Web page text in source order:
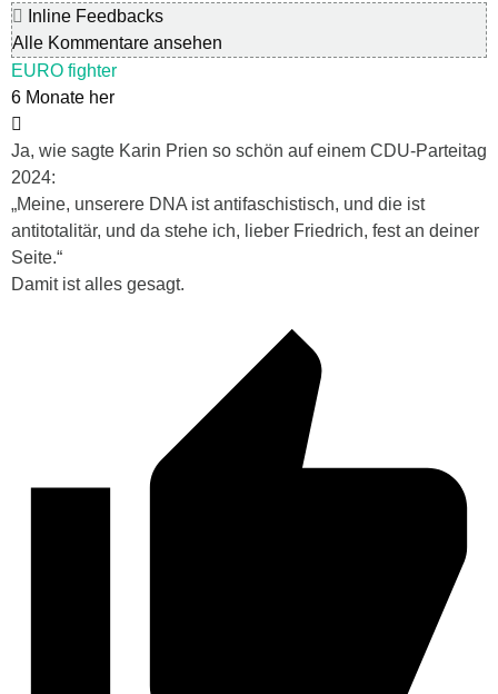
Inline Feedbacks
Alle Kommentare ansehen
EURO fighter
6 Monate her
Ja, wie sagte Karin Prien so schön auf einem CDU-Parteitag
2024:
„Meine, unserere DNA ist antifaschistisch, und die ist
antitotalitär, und da stehe ich, lieber Friedrich, fest an deiner
Seite.“
Damit ist alles gesagt.